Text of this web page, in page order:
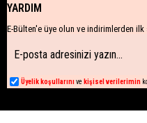
YARDIM
E-Bülten'e üye olun ve indirimlerden
Üyelik koşullarını ve kişisel verilerimin